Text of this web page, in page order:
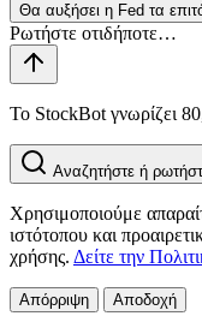
Θα αυξήσει η Fed τα
Το StockBot γνωρίζει
Αναζητήστε ή
Χρησιμοποιούμε
ιστότοπου και
χρήσης. Δείτε την
Απόρριψη Αποδοχή